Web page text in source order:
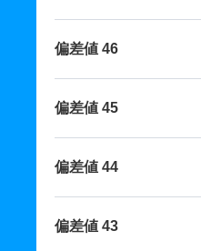
偏差値 46
偏差値 45
偏差値 44
偏差値 43